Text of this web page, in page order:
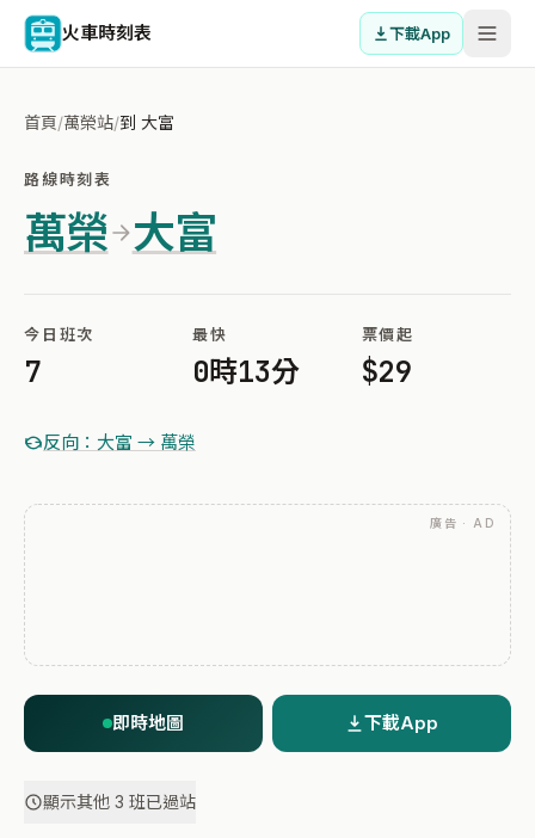
火車時刻表 下載App
首頁/萬榮站/到 大富
路線時刻表
萬榮 大富
今日班次
7
最快
0時13分
票價起
$29
反向：大富 → 萬榮
廣告 · AD
即時地圖 下載App
顯示其他 3 班已過站